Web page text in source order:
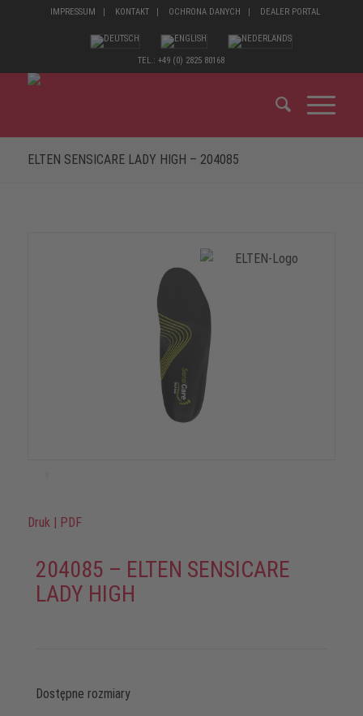
IMPRESSUM KONTAKT OCHRONA DANYCH DEALER PORTAL
TEL.: +49 (0) 2825 80168
ELTEN SENSICARE LADY HIGH – 204085
Druk PDF
204085 – ELTEN SENSICARE
LADY HIGH
Dostępne rozmiary